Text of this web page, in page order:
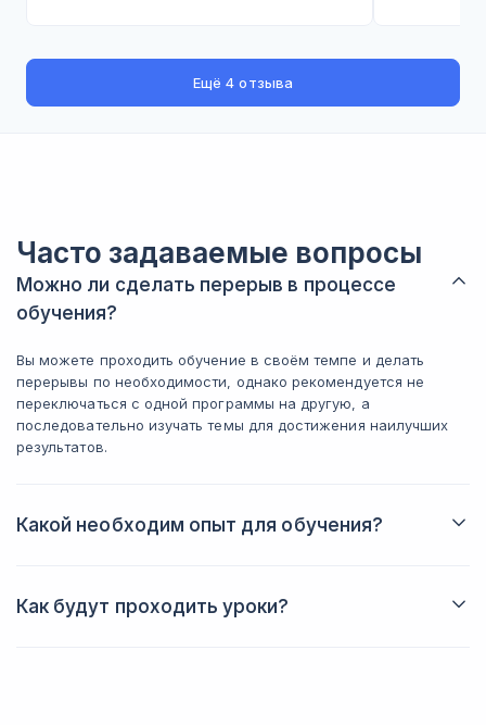
Наталью Николаевну Ершову. Очень
компетентная, доступно объясняет,
всегда откликается на вопросы.
они очень помогают в работе.
Практические задания действительно
заставляют разбираться в материале,
поверхностно пройти не получится.
спокойно, если учиться по лекциям.
В результате получил диплом, с
которым можно уверенно идти на
работу. Знаний, которые дают на курсе,
возможность получить
Ещё4 отзыва
Часто задаваемые вопросы
Можно ли сделать перерыв в процессе
обучения?
Вы можете проходить обучение в своём темпе и делать
перерывы по необходимости, однако рекомендуется не
переключаться с одной программы на другую, а
последовательно изучать темы для достижения наилучших
результатов.
Какой необходим опыт для обучения?
Как будут проходить уроки?